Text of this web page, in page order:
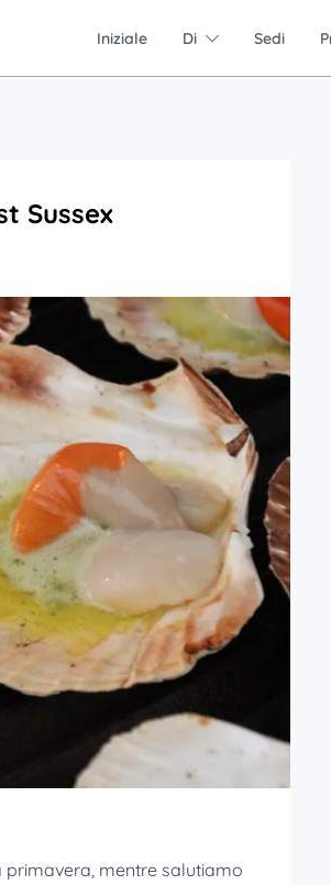
Iniziale Di Sedi
Sussex
mentre salutiamo